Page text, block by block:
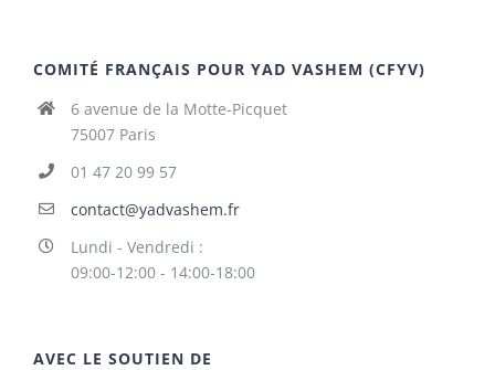
COMITÉ FRANÇAIS POUR YAD VASHEM (CFYV)
6 avenue de la Motte-Picquet
75007 Paris
01 47 20 99 57
contact@yadvashem.fr
Lundi - Vendredi :
09:00-12:00 - 14:00-18:00
AVEC LE SOUTIEN DE